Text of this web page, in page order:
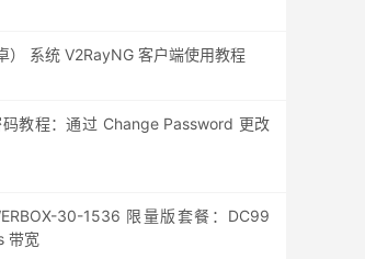
） 系统 V2RayNG 客户端使用教程
教程：通过 Change Password 更改
30-1536 限量版套餐：DC99
带宽